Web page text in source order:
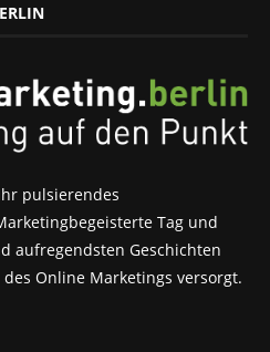
pulsierendes
Tag und
aufregendsten Geschichten
Online Marketings versorgt.